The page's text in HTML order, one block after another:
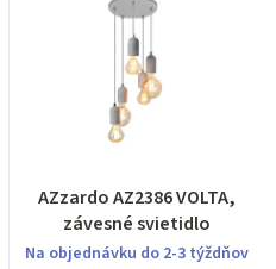
AZzardo AZ2386 VOLTA,
závesné svietidlo
Na objednávku do 2-3 týždňov